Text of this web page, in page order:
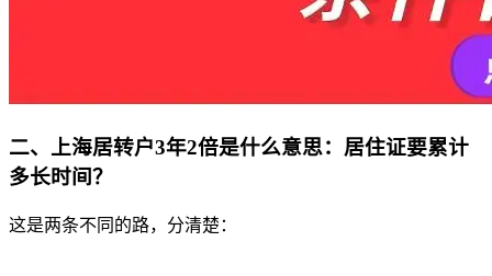
二、上海居转户3年2倍是什么意思：居住证要累计
多长时间？
这是两条不同的路，分清楚：